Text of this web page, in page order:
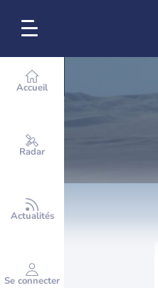
Accueil
Radar
Actualités
Se connecter